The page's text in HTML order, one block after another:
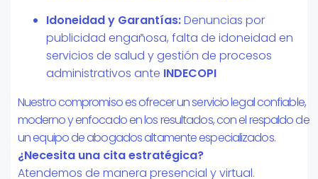
Idoneidad y Garantías:Denuncias por
publicidad engañosa, falta de idoneidad en
servicios de salud y gestión de procesos
administrativos ante INDECOPI
Nuestro compromiso es ofrecer un servicio legal confiable,
moderno y enfocado en los resultados, con el respaldo de
un equipo de abogados altamente especializados.
¿Necesita una cita estratégica?
Atendemos de manera presencial y virtual.